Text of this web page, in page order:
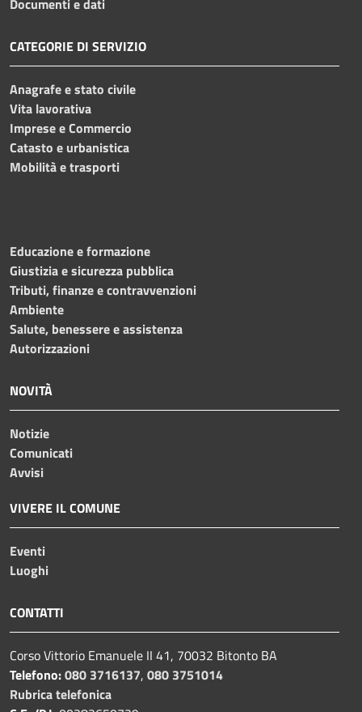
CATEGORIE DI SERVIZIO
Anagrafe e stato civile
Vita lavorativa
Imprese e Commercio
Catasto e urbanistica
Mobilità e trasporti
Educazione e formazione
Giustizia e sicurezza pubblica
Tributi, finanze e contravvenzioni
Ambiente
Salute, benessere e assistenza
Autorizzazioni
NOVITÀ
Notizie
Comunicati
Avvisi
VIVERE IL COMUNE
Eventi
Luoghi
CONTATTI
Corso Vittorio Emanuele II 41, 70032 Bitonto BA
Telefono:080 3716137, 080 3751014
Rubrica telefonica